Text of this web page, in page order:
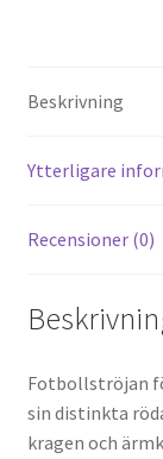
es
t
di
t
Beskrivning
Ytterligare
Recensioner (0)
Fotbollströjan
sin distinkta
kragen och